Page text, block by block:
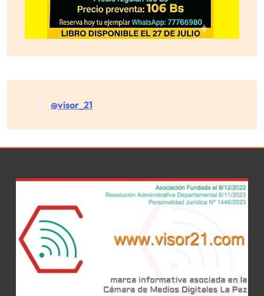
@visor_21